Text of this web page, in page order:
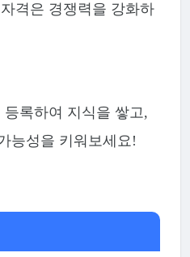
격은 경쟁력을 강화하
록하여 지식을 쌓고,
능성을 키워보세요!